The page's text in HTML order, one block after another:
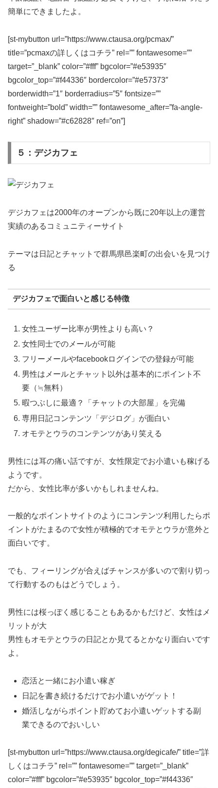
簡単にできましたよ。
[st-mybutton url=”https://www.ctausa.org/pcmax/”
title=”pcmaxの詳しくはコチラ” rel=”” fontawesome=””
target=”_blank” color=”#fff” bgcolor=”#e53935″
bgcolor_top=”#f44336″ bordercolor=”#e57373″
borderwidth=”1″ borderradius=”5″ fontsize=””
fontweight=”bold” width=”” fontawesome_after=”fa-angle-
right” shadow=”#c62828″ ref=”on”]
５：デジカフェ
デジカフェは2000年のオープンから既に20年以上の運営
実績のあるコミュニティーサイト
テーマは日記とチャットで群馬県邑楽町の出会いを見つけ
る
デジカフェで面白いと感じる特徴
女性ユーザー比率が男性よりも高い？
女性同士でのメールが可能
フリーメールやfacebookログインでの登録が可能
男性はメールとチャット以外は基本的にポイント不
要（≒無料）
暇つぶしに最適？「チャットの大部屋」を完備
専用日記コンテンツ「デジログ」が面白い
オモテとウラのコンテンツがあり笑える
男性には耳の痛い話ですが、女性限定でお小遣いも稼げる
ようです。
だから、女性比率が多いかもしれませんね。
一般的なポイントサイトのようにコンテンツ利用したらポ
イントがたまるので女性が積極的でオモテとウラが意外と
面白いです。
でも、フィーリングが合えばチャンスが多いので割り切っ
て行動するのもはどうでしょう。
男性には桜っぽく感じることもあるかもだけど、女性はメ
リットが大
男性もオモテとウラの日記とか見てるとかなり面白いです
よ。
恋活と一緒にお小遣い稼ぎ
日記を書き続けるだけでお小遣いがゲット！
婚活しながらポイント貯めてお小遣いゲットする副
業できるのでおいしい
[st-mybutton url=”https://www.ctausa.org/degicafe/” title=”詳
しくはコチラ” rel=”” fontawesome=”” target=”_blank”
color=”#fff” bgcolor=”#e53935″ bgcolor_top=”#f44336″